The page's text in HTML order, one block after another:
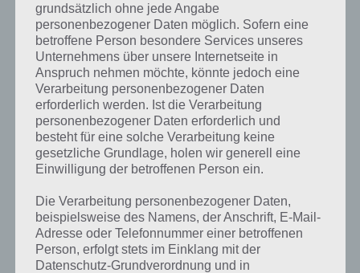
Weitere Lösungen zu 94%
gesucht? Schaue inunsere
Komplettlösung zur App! Dort
kannst du mit der Suche
schnell die Antworten und
Lösungen der über 300 Level
finden!
Du findest Lösungen auch ohne unsere Hilfe, indem du in der App
Münzen einsetzt. Da diese jedoch begrenzt sind, hast du hier stets
die Möglichkeit alle Antworten zu finden!
grundsätzlich ohne jede Angabe
personenbezogener Daten möglich. Sofern eine
betroffene Person besondere Services unseres
Unternehmens über unsere Internetseite in
Anspruch nehmen möchte, könnte jedoch eine
Verarbeitung personenbezogener Daten
erforderlich werden. Ist die Verarbeitung
personenbezogener Daten erforderlich und
besteht für eine solche Verarbeitung keine
gesetzliche Grundlage, holen wir generell eine
Einwilligung der betroffenen Person ein.
Die Verarbeitung personenbezogener Daten,
beispielsweise des Namens, der Anschrift, E-Mail-
Adresse oder Telefonnummer einer betroffenen
Person, erfolgt stets im Einklang mit der
Datenschutz-Grundverordnung und in